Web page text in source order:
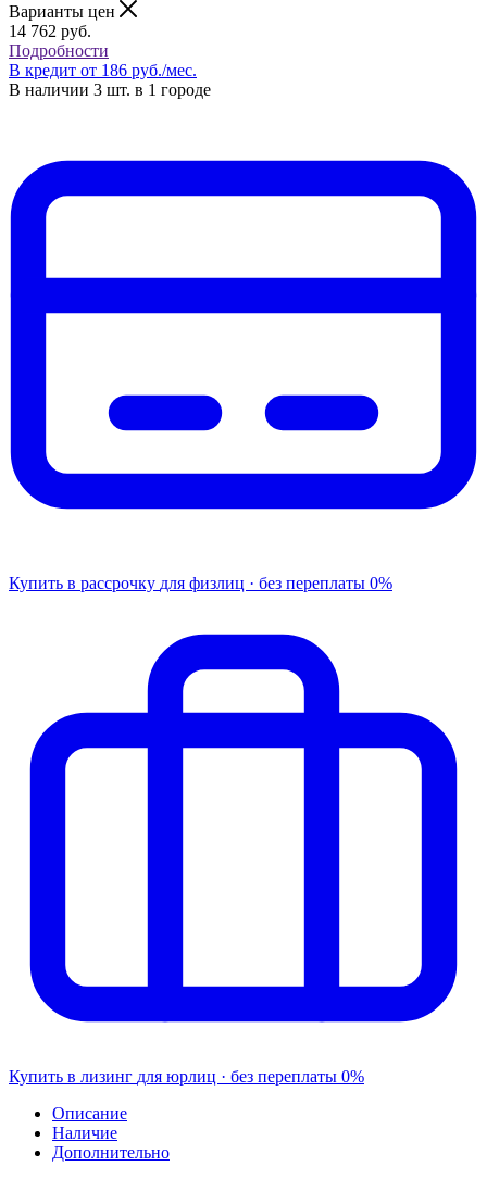
Варианты цен
14 762 руб.
Подробности
В кредит от 186 руб./мес.
В наличии 3 шт. в 1 городе
Купить в рассрочку для физлиц · без переплаты 0%
Купить в лизинг для юрлиц · без переплаты 0%
Описание
Наличие
Дополнительно